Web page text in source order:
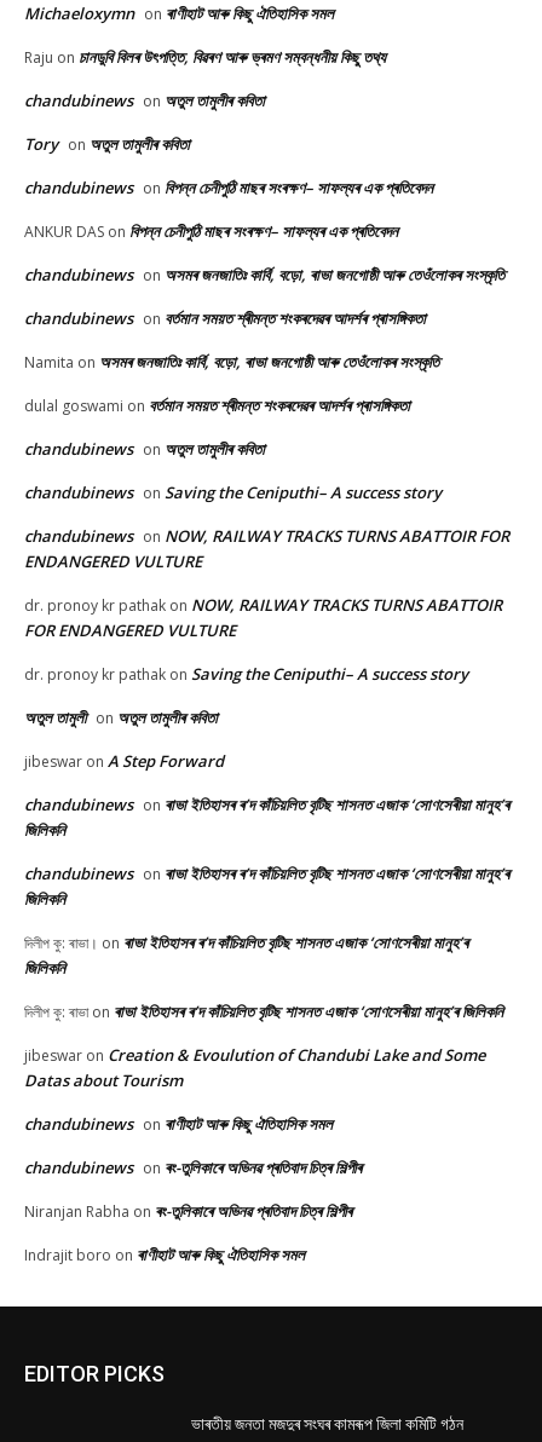
Michaeloxymn on ৰাণীহাট আৰু কিছু ঐতিহাসিক সমল
Raju on চানডুবি বিলৰ উৎপত্তি, বিৱৰণ আৰু ভ্ৰমণ সম্বন্ধনীয় কিছু তথ্য
chandubinews on অতুল তামুলীৰ কবিতা
Tory on অতুল তামুলীৰ কবিতা
chandubinews on বিপন্ন চেনীপুঠি মাছৰ সংৰক্ষণ– সাফল্যৰ এক প্ৰতিবেদন
ANKUR DAS on বিপন্ন চেনীপুঠি মাছৰ সংৰক্ষণ– সাফল্যৰ এক প্ৰতিবেদন
chandubinews on অসমৰ জনজাতিঃ কাৰ্বি, বড়ো, ৰাভা জনগোষ্ঠী আৰু তেওঁলোকৰ সংস্কৃতি
chandubinews on বৰ্তমান সময়ত শ্ৰীমন্ত শংকৰদেৱৰ আদৰ্শৰ প্ৰাসঙ্গিকতা
Namita on অসমৰ জনজাতিঃ কাৰ্বি, বড়ো, ৰাভা জনগোষ্ঠী আৰু তেওঁলোকৰ সংস্কৃতি
dulal goswami on বৰ্তমান সময়ত শ্ৰীমন্ত শংকৰদেৱৰ আদৰ্শৰ প্ৰাসঙ্গিকতা
chandubinews on অতুল তামুলীৰ কবিতা
chandubinews on Saving the Ceniputhi– A success story
chandubinews on NOW, RAILWAY TRACKS TURNS ABATTOIR FOR
ENDANGERED VULTURE
dr. pronoy kr pathak on NOW, RAILWAY TRACKS TURNS ABATTOIR
FOR ENDANGERED VULTURE
dr. pronoy kr pathak on Saving the Ceniputhi– A success story
অতুল তামুলী on অতুল তামুলীৰ কবিতা
jibeswar on A Step Forward
chandubinews on ৰাভা ইতিহাসৰ ৰ’দ কাঁচিয়লিত বৃটিছ শাসনত এজাক ‘সোণসেৰীয়া মানুহ’ৰ
জিলিকনি
chandubinews on ৰাভা ইতিহাসৰ ৰ’দ কাঁচিয়লিত বৃটিছ শাসনত এজাক ‘সোণসেৰীয়া মানুহ’ৰ
জিলিকনি
দিলীপ কু: ৰাভা। on ৰাভা ইতিহাসৰ ৰ’দ কাঁচিয়লিত বৃটিছ শাসনত এজাক ‘সোণসেৰীয়া মানুহ’ৰ
জিলিকনি
দিলীপ কু: ৰাভাon ৰাভা ইতিহাসৰ ৰ’দ কাঁচিয়লিত বৃটিছ শাসনত এজাক ‘সোণসেৰীয়া মানুহ’ৰ জিলিকনি
jibeswar on Creation & Evoulution of Chandubi Lake and Some
Datas about Tourism
chandubinews on ৰাণীহাট আৰু কিছু ঐতিহাসিক সমল
chandubinews on ৰং-তুলিকাৰে অভিনৱ প্ৰতিবাদ চিত্ৰ শিল্পীৰ
Niranjan Rabha on ৰং-তুলিকাৰে অভিনৱ প্ৰতিবাদ চিত্ৰ শিল্পীৰ
Indrajit boro on ৰাণীহাট আৰু কিছু ঐতিহাসিক সমল
EDITOR PICKS
ভাৰতীয় জনতা মজদুৰ সংঘৰ কামৰূপ জিলা কমিটি গঠন